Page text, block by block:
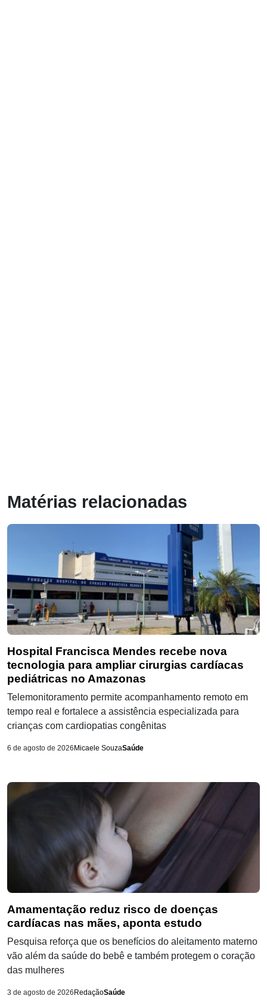
Matérias relacionadas
Hospital Francisca Mendes recebe nova
tecnologia para ampliar cirurgias cardíacas
pediátricas no Amazonas
Telemonitoramento permite acompanhamento remoto em
tempo real e fortalece a assistência especializada para
crianças com cardiopatias congênitas
6 de agosto de 2026 Micaele SouzaSaúde
Amamentação reduz risco de doenças
cardíacas nas mães, aponta estudo
Pesquisa reforça que os benefícios do aleitamento materno
vão além da saúde do bebê e também protegem o coração
das mulheres
3 de agosto de 2026 RedaçãoSaúde